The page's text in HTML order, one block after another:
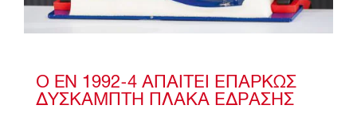
Ο EN 1992-4 ΑΠΑΙΤΕΊ ΕΠΑΡΚΏΣ
ΔΎΣΚΑΜΠΤΗ ΠΛΆΚΑ ΈΔΡΑΣΗΣ